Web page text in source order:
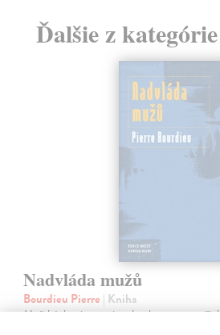
Ďalšie z
Nadvláda mužů
Bourdieu Pierre | Kniha
Mužská dominance je tak zakotvena v